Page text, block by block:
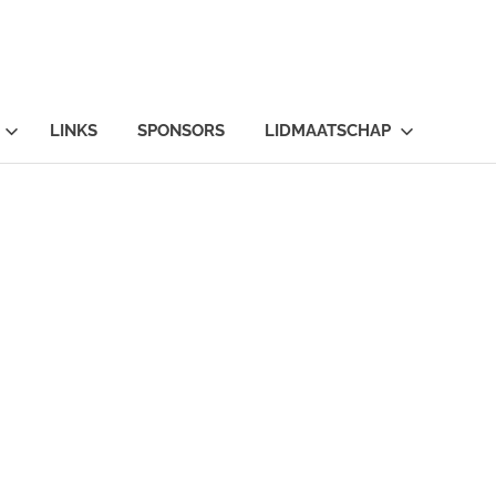
LINKS SPONSORS LIDMAATSCHAP